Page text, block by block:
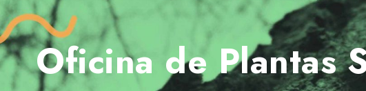
Oficina de Plantas